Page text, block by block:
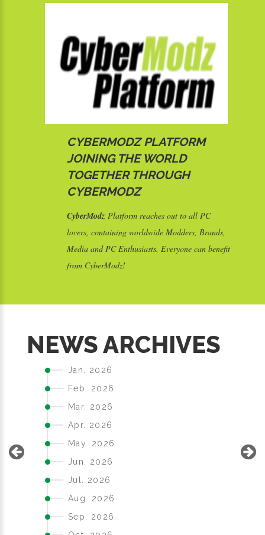
CYBERMODZ PLATFORM
JOINING THE WORLD
TOGETHER THROUGH
CYBERMODZ
CyberModz Platform reaches out to all PC
lovers, containing worldwide Modders, Brands,
Media and PC Enthusiasts. Everyone can benefit
from CyberModz!
NEWS ARCHIVES
Jan. 2026
Feb. 2026
Mar. 2026
Apr. 2026
May. 2026
Jun. 2026
Jul. 2026
Aug. 2026
Sep. 2026